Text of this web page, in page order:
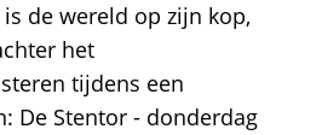
de wereld op zijn kop,
het
tijdens een
De Stentor - donderdag